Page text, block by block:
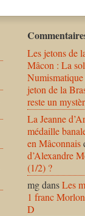
Les jetons de
Mâcon : La
jeton de la
reste un
La Jeanne
médaille
en Mâconnais
d’Alexandre
(1/2) ?
mgdansLes
1 franc
D